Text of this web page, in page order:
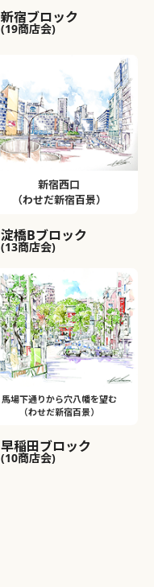
新宿ブロック
(19商店会)
新宿西口
（わせだ新宿百景）
淀橋Bブロック
(13商店会)
馬場下通りから穴八幡を望む
（わせだ新宿百景）
早稲田ブロック
(10商店会)